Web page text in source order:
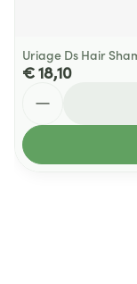
Uriage Ds Hair
€ 18,10